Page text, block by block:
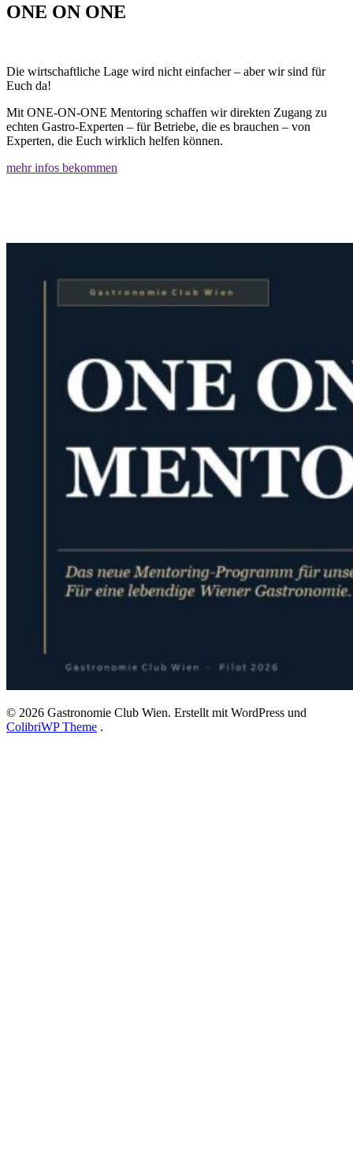
ONE ON ONE
Die wirtschaftliche Lage wird nicht einfacher – aber wir sind für
Euch da!
Mit ONE-ON-ONE Mentoring schaffen wir direkten Zugang zu
echten Gastro-Experten – für Betriebe, die es brauchen – von
Experten, die Euch wirklich helfen können.
mehr infos bekommen
© 2026 Gastronomie Club Wien. Erstellt mit WordPress und
ColibriWP Theme .